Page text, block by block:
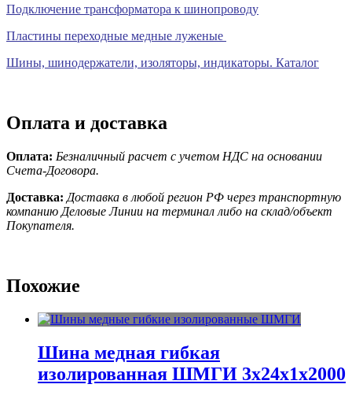
Подключение трансформатора к шинопроводу
Пластины переходные медные луженые
Шины, шинодержатели, изоляторы, индикаторы. Каталог
Оплата и доставка
Оплата: Безналичный расчет с учетом НДС на основании
Счета-Договора.
Доставка: Доставка в любой регион РФ через транспортную
компанию Деловые Линии на терминал либо на склад/объект
Покупателя.
Похожие
Шина медная гибкая
изолированная ШМГИ 3х24х1х2000